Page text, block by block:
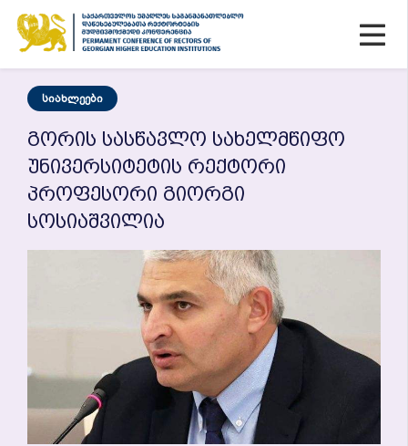
Სიახლეები
Გორის Სასწავლო Სახელმწიფო
Უნივერსიტეტის Რექტორი
Პროფესორი Გიორგი
Სოსიაშვილია